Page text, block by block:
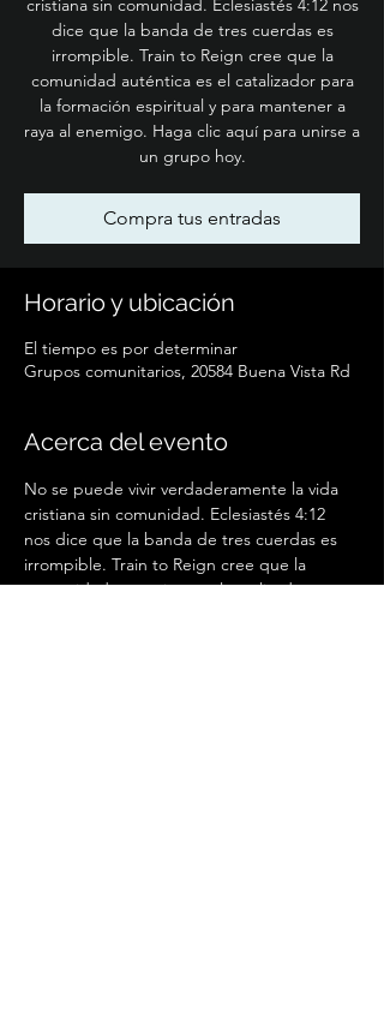
cristiana sin comunidad. Eclesiastés 4:12 nos
dice que la banda de tres cuerdas es
irrompible. Train to Reign cree que la
comunidad auténtica es el catalizador para
la formación espiritual y para mantener a
raya al enemigo. Haga clic aquí para unirse a
un grupo hoy.
Compra tus entradas
Horario y ubicación
El tiempo es por determinar
Grupos comunitarios, 20584 Buena Vista Rd
Acerca del evento
No se puede vivir verdaderamente la vida
cristiana sin comunidad. Eclesiastés 4:12
nos dice que la banda de tres cuerdas es
irrompible. Train to Reign cree que la
comunidad auténtica es el catalizador para